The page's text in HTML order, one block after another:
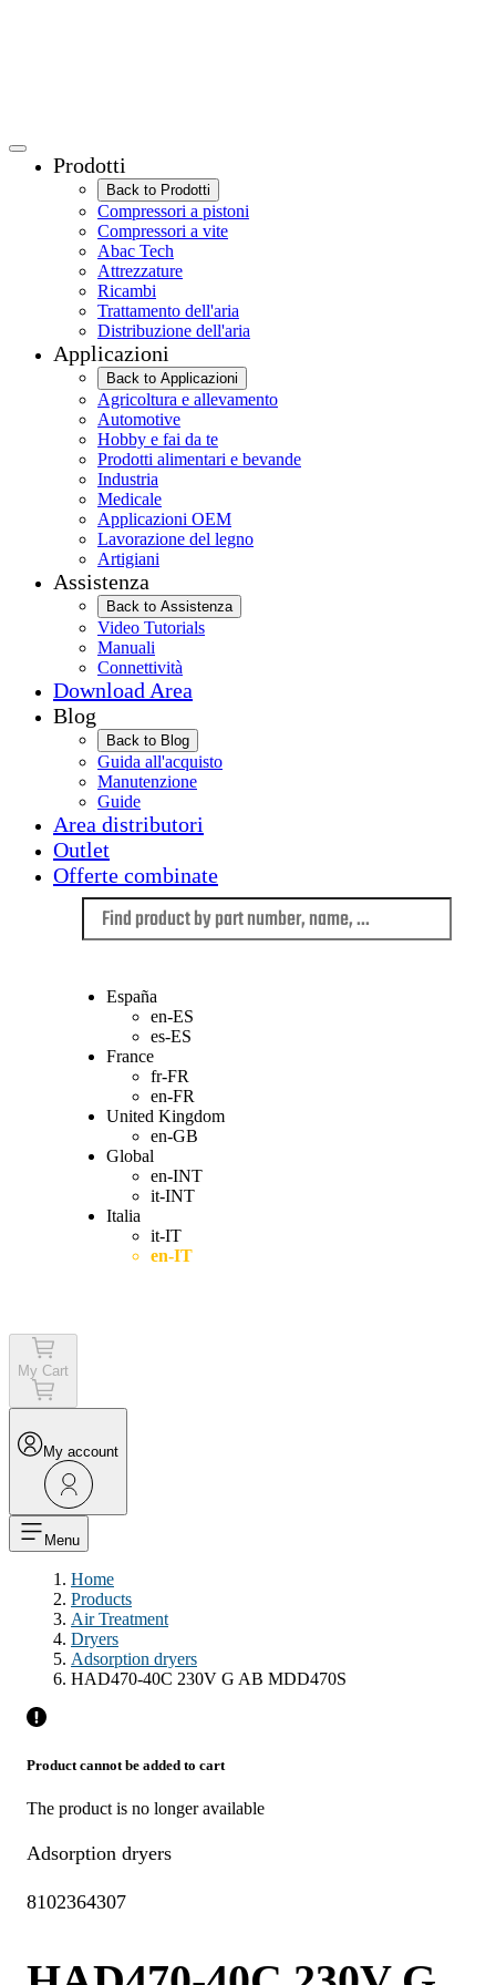
Prodotti
Back to Prodotti
Compressori a pistoni
Compressori a vite
Abac Tech
Attrezzature
Ricambi
Trattamento dell'aria
Distribuzione dell'aria
Applicazioni
Back to Applicazioni
Agricoltura e allevamento
Automotive
Hobby e fai da te
Prodotti alimentari e bevande
Industria
Medicale
Applicazioni OEM
Lavorazione del legno
Artigiani
Assistenza
Back to Assistenza
Video Tutorials
Manuali
Connettività
Download Area
Blog
Back to Blog
Guida all'acquisto
Manutenzione
Guide
Area distributori
Outlet
Offerte combinate
España
en-ES
es-ES
France
fr-FR
en-FR
United Kingdom
en-GB
Global
en-INT
it-INT
Italia
it-IT
en-IT
My Cart
My account
Menu
Home
Products
Air Treatment
Dryers
Adsorption dryers
HAD470-40C 230V G AB MDD470S
Product cannot be added to cart
The product is no longer available
Adsorption dryers
8102364307